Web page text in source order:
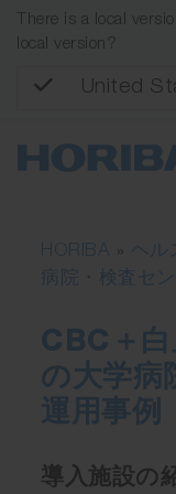
There is a local
local version?
United
HORIBA » ヘル
病院・検査セ
CBC＋
の大学病
運用事例
導入施設の